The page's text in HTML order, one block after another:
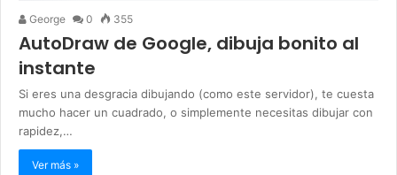
George 0 355
AutoDraw de Google, dibuja bonito al
instante
Si eres una desgracia dibujando (como este servidor), te cuesta
mucho hacer un cuadrado, o simplemente necesitas dibujar con
rapidez,…
Ver más »